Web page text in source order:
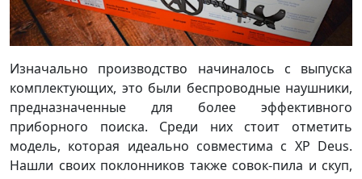
Изначально производство начиналось с выпуска
комплектующих, это были беспроводные наушники,
предназначенные для более эффективного
приборного поиска. Среди них стоит отметить
модель, которая идеально совместима с XP Deus.
Нашли своих поклонников также совок-пила и скуп,